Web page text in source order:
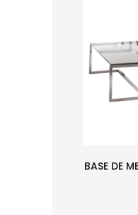
BASE DE